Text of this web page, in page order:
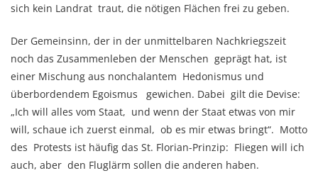
sich kein Landrat traut, die nötigen Flächen frei zu geben.
Der Gemeinsinn, der in der unmittelbaren Nachkriegszeit
noch das Zusammenleben der Menschen geprägt hat, ist
einer Mischung aus nonchalantem Hedonismus und
überbordendem Egoismus gewichen. Dabei gilt die Devise:
„Ich will alles vom Staat, und wenn der Staat etwas von mir
will, schaue ich zuerst einmal, ob es mir etwas bringt“. Motto
des Protests ist häufig das St. Florian-Prinzip: Fliegen will ich
auch, aber den Fluglärm sollen die anderen haben.